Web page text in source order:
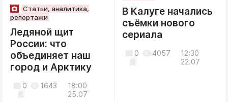
Статьи, аналитика,
репортажи
Ледяной щит
России: что
объединяет наш
город и Арктику
18:00
25.07
0 1643
В Калуге начались
съёмки нового
сериала
12:30
22.07
0 4057